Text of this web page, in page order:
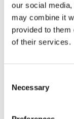
our social
may combine it
provided to them
of their services.
Selection
Necessary